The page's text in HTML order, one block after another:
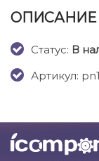
ОПИСАНИЕ
Cтатус: В
Артикул: